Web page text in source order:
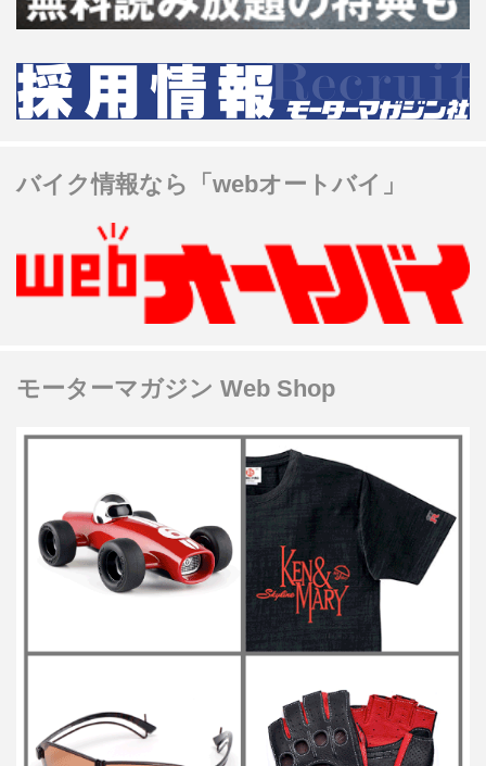
バイク情報なら「webオートバイ」
モーターマガジン Web Shop